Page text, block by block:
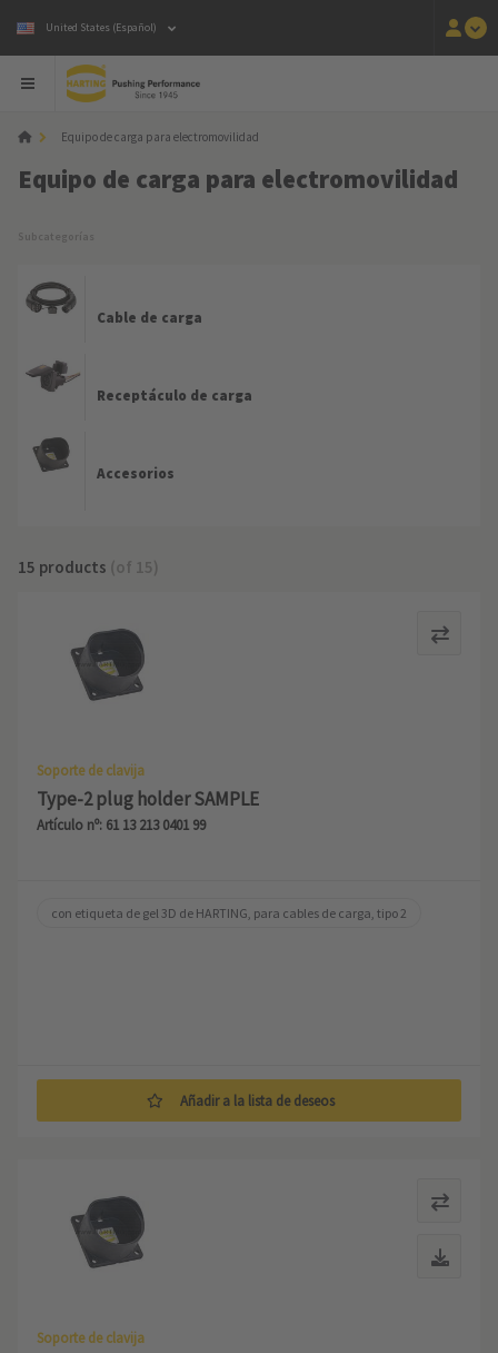
United States (Español)
Equipo de carga para electromovilidad
Equipo de carga para electromovilidad
Subcategorías
Cable de carga
Receptáculo de carga
Accesorios
15 products (of 15)
Soporte de clavija
Type-2 plug holder SAMPLE
Artículo nº: 61 13 213 0401 99
con etiqueta de gel 3D de HARTING, para cables de carga, tipo 2
Añadir a la lista de deseos
Soporte de clavija